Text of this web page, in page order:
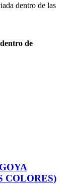
dentro de las
de
COLORES)